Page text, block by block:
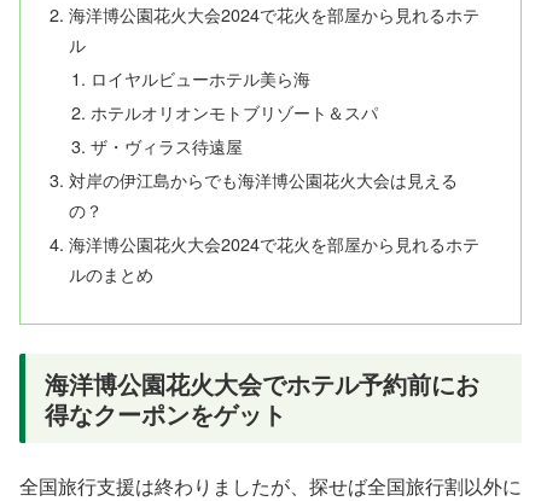
海洋博公園花火大会2024で花火を部屋から見れるホテ
ル
ロイヤルビューホテル美ら海
ホテルオリオンモトブリゾート＆スパ
ザ・ヴィラス待遠屋
対岸の伊江島からでも海洋博公園花火大会は見える
の？
海洋博公園花火大会2024で花火を部屋から見れるホテ
ルのまとめ
海洋博公園花火大会でホテル予約前にお
得なクーポンをゲット
全国旅行支援は終わりましたが、探せば全国旅行割以外に